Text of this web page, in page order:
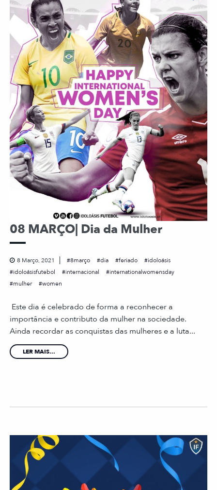
08 MARÇO| Dia da Mulher
8 Março, 2021 8março dia feriado
idoloásis
idoloásisfutebol
internacional
internationalwomensday
mulher
women
Este dia é celebrado de forma a reconhecer a
importância e contributo da mulher na sociedade.
Ainda recordar as conquistas das mulheres e a luta...
LER MAIS...